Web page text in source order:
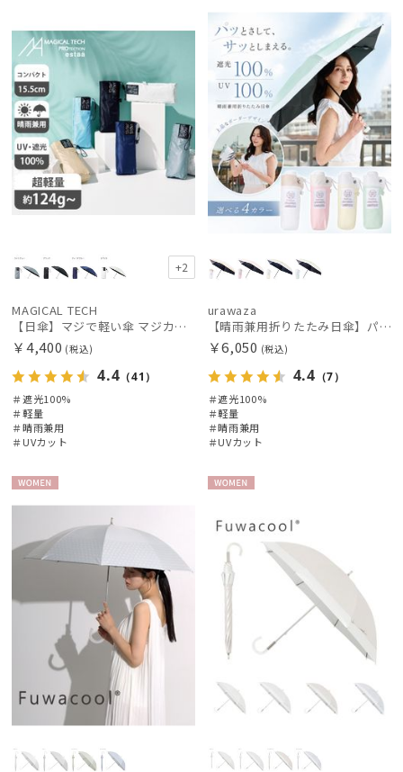
レディース メンズ キッズ
カテゴリー
ブランド
傘機能
カラー
価格・割引率
販売状況
+2
MAGICAL TECH
【日傘】マジで軽い傘 マジカルテックプロテクション(MAGICAL TECH PROTECTION)5flat 晴雨兼用傘折りたたみ日傘 一級遮光100% UV 軽量 コンパクト持ち運びに便利 人気
￥4,400 (税込)
4.4 （41）
＃遮光100%
＃軽量
＃晴雨兼用
＃UVカット
urawaza
【晴雨兼用折りたたみ日傘】パッとさして、サッとしまえる傘コワザ(kowaza) ボーダー 50 遮光100% UV100%
￥6,050 (税込)
4.4 （7）
＃遮光100%
＃軽量
＃晴雨兼用
＃UVカット
N